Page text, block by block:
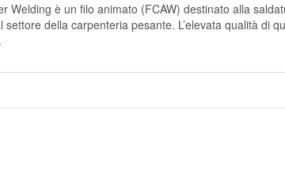
Welding è un filo animato (FCAW) destinato alla
della carpenteria pesante. L’elevata qualità di